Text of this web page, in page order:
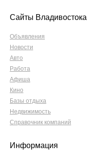
Сайты Владивостока
Объявления
Новости
Авто
Работа
Афиша
Кино
Базы отдыха
Недвижимость
Справочник компаний
Информация